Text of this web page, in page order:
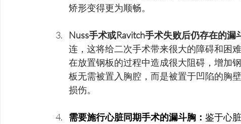
矫形变得更为顺畅。
Nuss手术或Ravitch手术失败后仍存在的漏
连，这将给二次手术带来很大的障碍和困
在放置钢板的过程中造成很大阻碍，增加
板无需被置入胸腔，而是被置于凹陷的胸
损伤。
需要施行心脏同期手术的漏斗胸： 鉴于心